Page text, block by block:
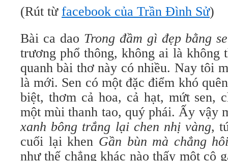
(Rút từ facebook của Trần Đình Sử)
Bài ca dao Trong đầm gì đẹp bằng
trương phổ thông, không ai là không
quanh bài thơ này có nhiều. Nay tôi
là mới. Sen có một đặc điểm khó
biệt, thơm cả hoa, cả hạt, mứt sen,
một mùi thanh tao, quý phái. Ấy vậy
xanh bông trắng lại chen nhị vàng,
cuối lại khen Gần bùn mà chẳng
như thế chẳng khác nào thấy một cô